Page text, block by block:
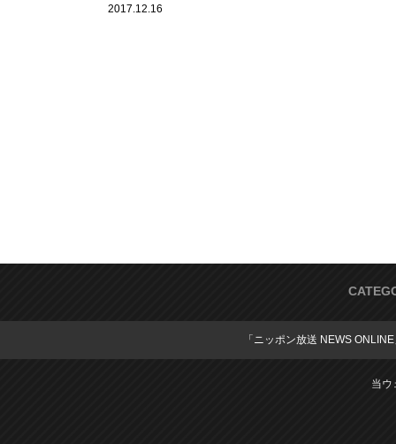
「嘘でしょ？」
2017.12.16
「ニッポン放送 NEWS
当ウ